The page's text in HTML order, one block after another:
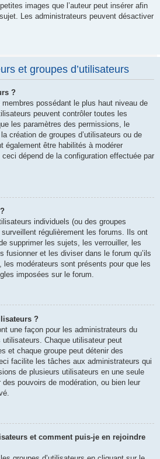
images que l’auteur peut insérer afin
Les administrateurs peuvent désactiver
et groupes d’utilisateurs
?
membres possédant le plus haut niveau de
peuvent contrôler toutes les
les paramètres des permissions, le
création de groupes d’utilisateurs ou de
également être habilités à modérer
ceci dépend de la configuration effectuée par
individuels (ou des groupes
régulièrement les forums. Ils ont
supprimer les sujets, les verrouiller, les
fusionner et les diviser dans le forum qu’ils
les modérateurs sont présents pour que les
imposées sur le forum.
?
une façon pour les administrateurs du
utilisateurs. Chaque utilisateur peut
et chaque groupe peut détenir des
facilite les tâches aux administrateurs qui
de plusieurs utilisateurs en une seule
pouvoirs de modération, ou bien leur
et comment puis-je en rejoindre